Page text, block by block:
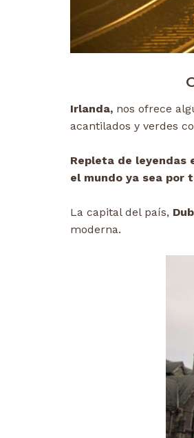
Irlanda, nos ofrece
acantilados y verdes
Repleta de leyendas
el mundo ya sea por
La capital del país,
moderna.